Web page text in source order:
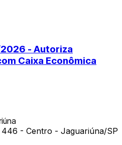
- Autoriza
Caixa Econômica
446 - Centro - Jaguariúna/SP